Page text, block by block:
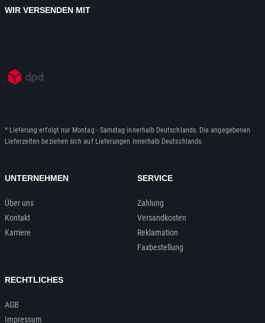
WIR VERSENDEN MIT
* Lieferung erfolgt nur Montag - Samstag innerhalb Deutschlands. Die angegebenen
Lieferzeiten beziehen sich auf Lieferungen innerhalb Deutschlands.
UNTERNEHMEN
Über uns
Kontakt
Karriere
SERVICE
Zahlung
Versandkosten
Reklamation
Faxbestellung
RECHTLICHES
AGB
Impressum